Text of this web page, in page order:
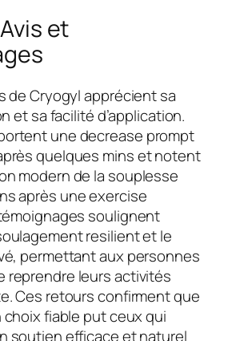
et
de Cryogyl apprécient sa
et sa facilité d’application.
une decrease prompt
quelques mins et notent
modern de la souplesse
après une exercise
soulignent
resilient et le
permettant aux personnes
reprendre leurs activités
Ces retours confirment que
fiable put ceux qui
soutien efficace et naturel